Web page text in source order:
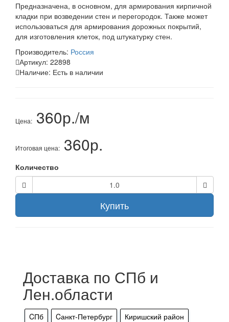
Предназначена, в основном, для армирования кирпичной
кладки при возведении стен и перегородок. Также может
использоваться для армирования дорожных покрытий,
для изготовления клеток, под штукатурку стен.
Производитель: Россия
Артикул: 22898
Наличие: Есть в наличии
Цена: 360р./м
Итоговая цена: 360р.
Количество
Купить
Доставка по СПб и
Лен.области
CПб Cанкт-Петербург
Киришский район